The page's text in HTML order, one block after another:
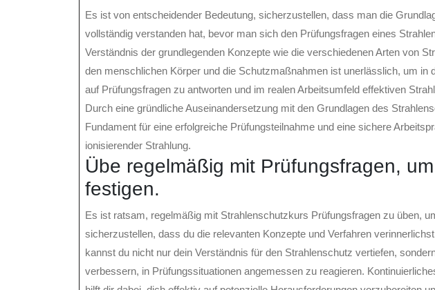
Es ist von entscheidender Bedeutung, sicherzustellen, dass man die
vollständig verstanden hat, bevor man sich den Prüfungsfragen eines
Verständnis der grundlegenden Konzepte wie die verschiedenen Arten von
den menschlichen Körper und die Schutzmaßnahmen ist unerlässlich, um in
auf Prüfungsfragen zu antworten und im realen Arbeitsumfeld effektiven
Durch eine gründliche Auseinandersetzung mit den Grundlagen des
Fundament für eine erfolgreiche Prüfungsteilnahme und eine sichere
ionisierender Strahlung.
Übe regelmäßig mit Prüfungsfragen,
festigen.
Es ist ratsam, regelmäßig mit Strahlenschutzkurs Prüfungsfragen zu üben,
sicherzustellen, dass du die relevanten Konzepte und Verfahren
kannst du nicht nur dein Verständnis für den Strahlenschutz vertiefen,
verbessern, in Prüfungssituationen angemessen zu reagieren.